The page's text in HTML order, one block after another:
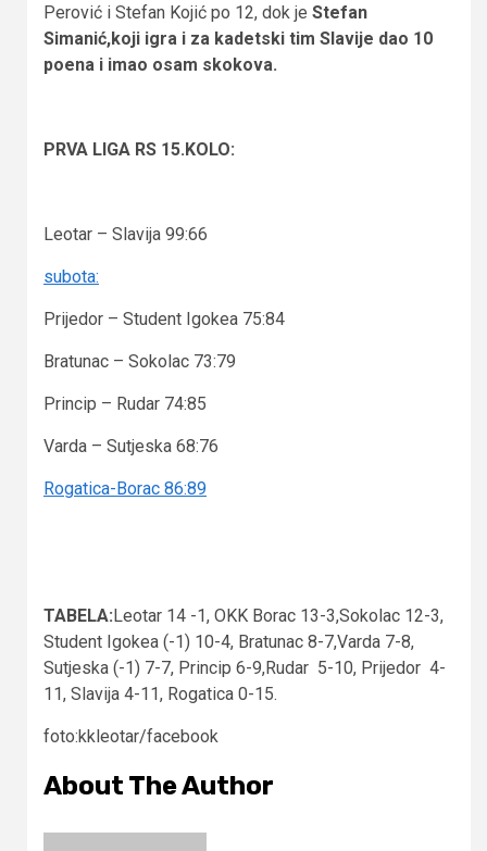
Perović i Stefan Kojić po 12, dok je Stefan
Simanić,koji igra i za kadetski tim Slavije dao 10
poena i imao osam skokova.
PRVA LIGA RS 15.KOLO:
Leotar – Slavija 99:66
subota:
Prijedor – Student Igokea 75:84
Bratunac – Sokolac 73:79
Princip – Rudar 74:85
Varda – Sutjeska 68:76
Rogatica-Borac 86:89
TABELA:Leotar 14 -1, OKK Borac 13-3,Sokolac 12-3,
Student Igokea (-1) 10-4, Bratunac 8-7,Varda 7-8,
Sutjeska (-1) 7-7, Princip 6-9,Rudar 5-10, Prijedor 4-
11, Slavija 4-11, Rogatica 0-15.
foto:kkleotar/facebook
About The Author